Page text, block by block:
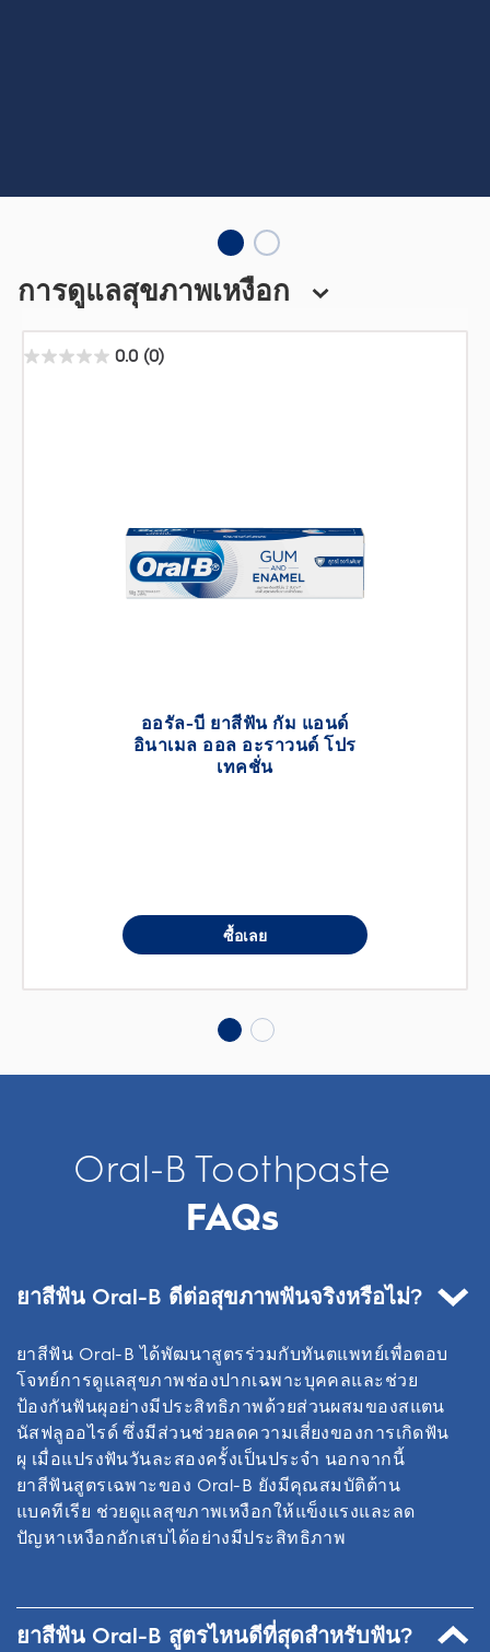
การดูแลสุขภาพเหงือก
0.0 (0)
0.0
ออรัล-บี ยาสีฟัน กัม แอนด์
อินาเมล ออล อะราวนด์ โปร
เทคชั่น
ซื้อเลย
Oral-B Toothpaste
FAQs
ยาสีฟัน Oral-B ดีต่อสุขภาพฟันจริงหรือไม่?
ยาสีฟัน Oral-B ได้พัฒนาสูตรร่วมกับทันตแพทย์เพื่อตอบ
โจทย์การดูแลสุขภาพช่องปากเฉพาะบุคคลและช่วย
ป้องกันฟันผุอย่างมีประสิทธิภาพด้วยส่วนผสมของสแตน
นัสฟลูออไรด์ ซึ่งมีส่วนช่วยลดความเสี่ยงของการเกิดฟัน
ผุ เมื่อแปรงฟันวันละสองครั้งเป็นประจำ นอกจากนี้
ยาสีฟันสูตรเฉพาะของ Oral-B ยังมีคุณสมบัติต้าน
แบคทีเรีย ช่วยดูแลสุขภาพเหงือกให้แข็งแรงและลด
ปัญหาเหงือกอักเสบได้อย่างมีประสิทธิภาพ
ยาสีฟัน Oral-B สูตรไหนดีที่สุดสำหรับฟัน?